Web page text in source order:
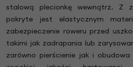
stalową plecionkę wewnątrz. Z
pokryte jest elastycznym
zabezpieczenie roweru przed
takimi jak zadrapania lub
zarówno pierścienie jak i